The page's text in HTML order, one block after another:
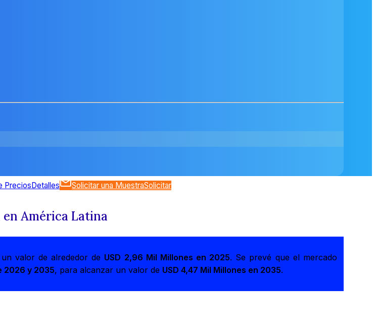
PreciosDetalles Solicitar una MuestraSolicitar
América Latina
valor de alrededor de USD 2,96 Mil Millones en 2025. Se prevé que el mercado
2026 y 2035, para alcanzar un valor de USD 4,47 Mil Millones en 2035.